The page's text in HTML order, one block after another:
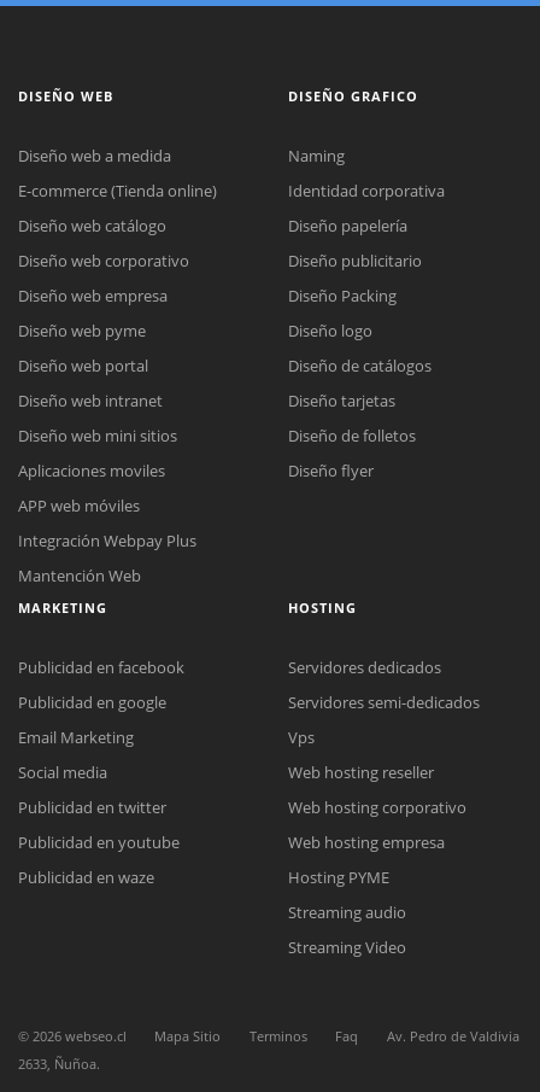
Reunión online
Nuestros ejecutivos le enviarán un correo electrónico con el enlace a
Meet para la reunión online.
Cotización
Chat Online
Todos nuestros ejecutivos están fuera de línea. Complete el formulario
DISEÑO WEB
Diseño web a medida
E-commerce (Tienda online)
Diseño web catálogo
Diseño web corporativo
Diseño web empresa
Diseño web pyme
Diseño web portal
Diseño web intranet
Diseño web mini sitios
Aplicaciones moviles
APP web móviles
Integración Webpay Plus
Mantención Web
DISEÑO GRAFICO
Naming
Identidad corporativa
Diseño papelería
Diseño publicitario
Diseño Packing
Diseño logo
Diseño de catálogos
Diseño tarjetas
Diseño de folletos
Diseño flyer
MARKETING
Publicidad en facebook
Publicidad en google
Email Marketing
Social media
Publicidad en twitter
Publicidad en youtube
Publicidad en waze
HOSTING
Servidores dedicados
Servidores semi-dedicados
Vps
Web hosting reseller
Web hosting corporativo
Web hosting empresa
Hosting PYME
Streaming audio
Streaming Video
© 2026 webseo.cl Mapa Sitio Terminos Faq
Av. Pedro de Valdivia
2633, Ñuñoa.